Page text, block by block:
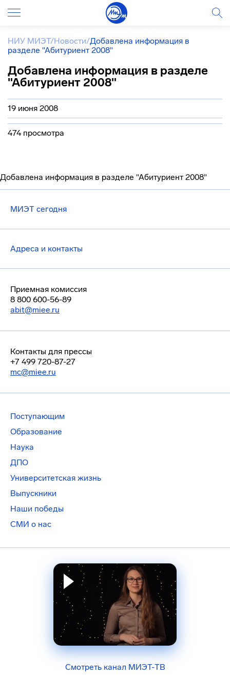
НИУ МИЭТ/Новости/Добавлена информация в
разделе "Абитуриент 2008"
Добавлена информация в разделе
"Абитуриент 2008"
19 июня 2008
474 просмотра
Добавлена информация в разделе "Абитуриент 2008"
МИЭТ сегодня
Адреса и контакты
Приемная комиссия
8 800 600-56-89
abit@miee.ru
Контакты для прессы
+7 499 720-87-27
mc@miee.ru
Поступающим
Образование
Наука
ДПО
Университетская жизнь
Выпускники
Наши победы
СМИ о нас
Смотреть канал МИЭТ-ТВ